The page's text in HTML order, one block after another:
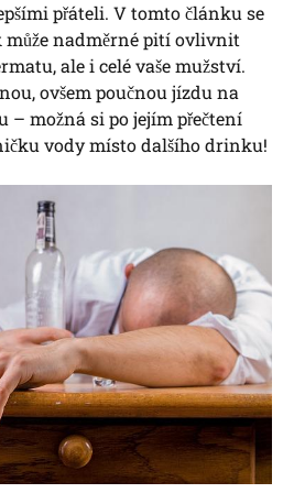
přáteli. V tomto článku se
může nadměrné pití ovlivnit
ale i celé vaše mužství.
ovšem poučnou jízdu na
– možná si po jejím přečtení
vody místo dalšího drinku!